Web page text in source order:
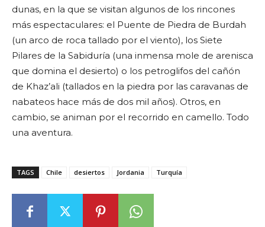
dunas, en la que se visitan algunos de los rincones
más espectaculares: el Puente de Piedra de Burdah
(un arco de roca tallado por el viento), los Siete
Pilares de la Sabiduría (una inmensa mole de arenisca
que domina el desierto) o los petroglifos del cañón
de Khaz’ali (tallados en la piedra por las caravanas de
nabateos hace más de dos mil años). Otros, en
cambio, se animan por el recorrido en camello. Todo
una aventura.
TAGS Chile desiertos Jordania Turquía